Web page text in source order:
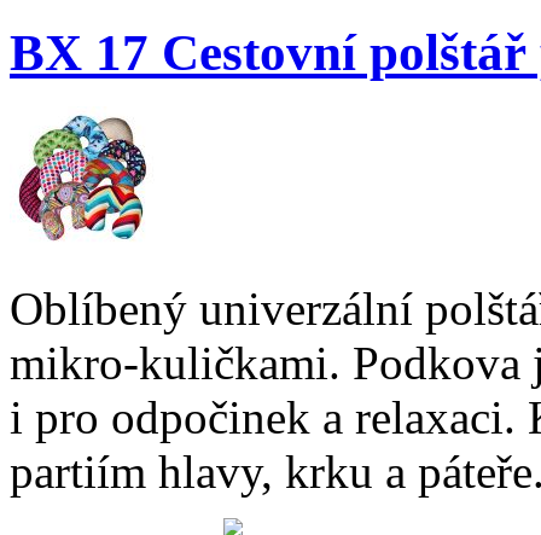
BX 17 Cestovní
Oblíbený univerzální
mikro-kuličkami. Podkova
i pro odpočinek a
partiím hlavy, krku a